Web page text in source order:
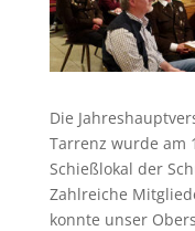
Die
Tarrenz wurde am
Schießlokal der
Zahlreiche
konnte unser